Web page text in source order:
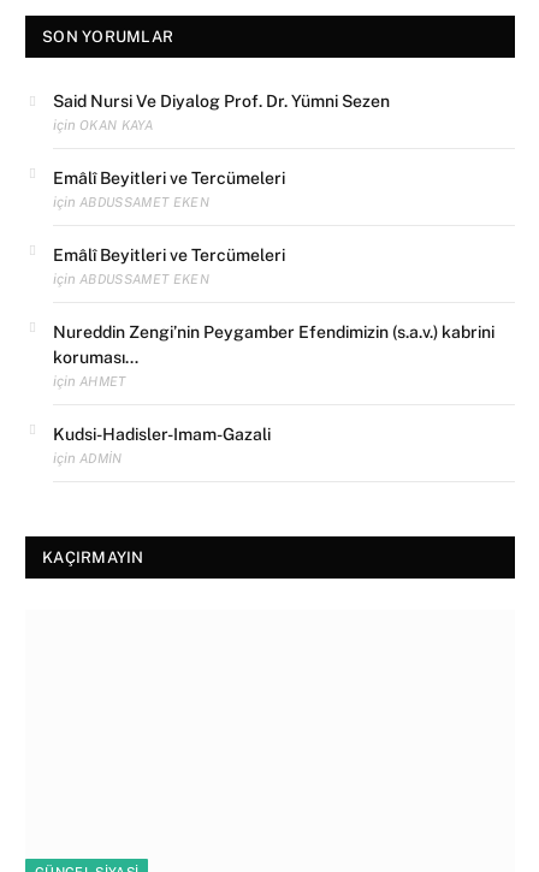
SON YORUMLAR
Said Nursi Ve Diyalog Prof. Dr. Yümni Sezen
için OKAN KAYA
Emâlî Beyitleri ve Tercümeleri
için ABDUSSAMET EKEN
Emâlî Beyitleri ve Tercümeleri
için ABDUSSAMET EKEN
Nureddin Zengi’nin Peygamber Efendimizin (s.a.v.) kabrini
koruması…
için AHMET
Kudsi-Hadisler-Imam-Gazali
için ADMIN
KAÇIRMAYIN